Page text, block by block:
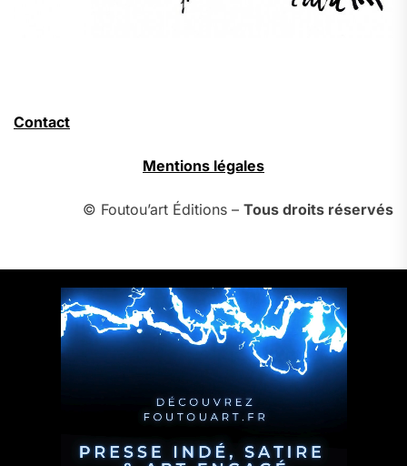
Contact
Mentions légales
© Foutou’art Éditions – Tous droits réservés